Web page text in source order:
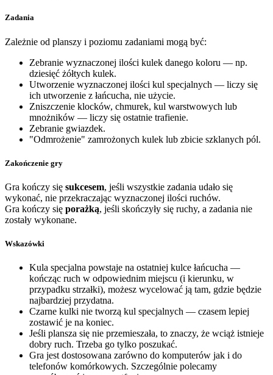
Zadania
Zależnie od planszy i poziomu zadaniami mogą być:
Zebranie wyznaczonej ilości kulek danego koloru — np.
dziesięć żółtych kulek.
Utworzenie wyznaczonej ilości kul specjalnych — liczy się
ich utworzenie z łańcucha, nie użycie.
Zniszczenie klocków, chmurek, kul warstwowych lub
mnożników — liczy się ostatnie trafienie.
Zebranie gwiazdek.
"Odmrożenie" zamrożonych kulek lub zbicie szklanych pól.
Zakończenie gry
Gra kończy się sukcesem, jeśli wszystkie zadania udało się
wykonać, nie przekraczając wyznaczonej ilości ruchów.
Gra kończy się porażką, jeśli skończyły się ruchy, a zadania nie
zostały wykonane.
Wskazówki
Kula specjalna powstaje na ostatniej kulce łańcucha —
kończąc ruch w odpowiednim miejscu (i kierunku, w
przypadku strzałki), możesz wycelować ją tam, gdzie będzie
najbardziej przydatna.
Czarne kulki nie tworzą kul specjalnych — czasem lepiej
zostawić je na koniec.
Jeśli plansza się nie przemieszała, to znaczy, że wciąż istnieje
dobry ruch. Trzeba go tylko poszukać.
Gra jest dostosowana zarówno do komputerów jak i do
telefonów komórkowych. Szczególnie polecamy